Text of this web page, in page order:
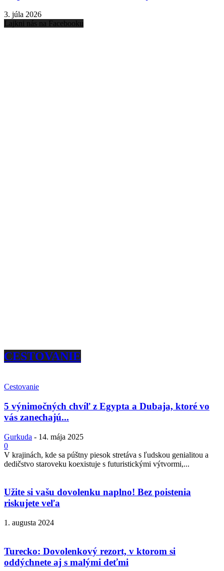
3. júla 2026
Lajkni nás na Facebooku
CESTOVANIE
Cestovanie
5 výnimočných chvíľ z Egypta a Dubaja, ktoré vo
vás zanechajú...
Gurkuda - 14. mája 2025
0
V krajinách, kde sa púštny piesok stretáva s ľudskou genialitou a
dedičstvo staroveku koexistuje s futuristickými výtvormi,...
Užite si vašu dovolenku naplno! Bez poistenia
riskujete veľa
1. augusta 2024
Turecko: Dovolenkový rezort, v ktorom si
oddýchnete aj s malými deťmi